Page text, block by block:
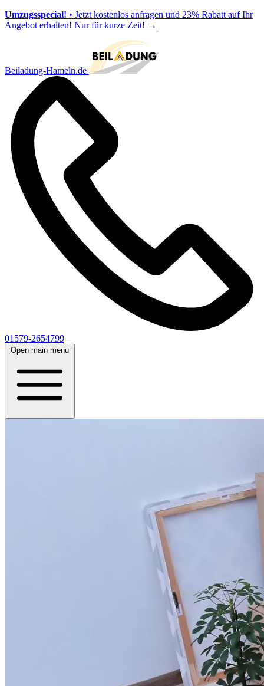
Umzugsspecial! • Jetzt kostenlos anfragen und 23% Rabatt auf Ihr
Angebot erhalten! Nur für kurze Zeit! →
Beiladung-Hameln.de
01579-2654799
Open main menu